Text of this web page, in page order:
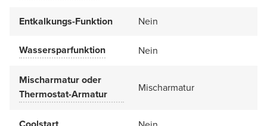
Entkalkungs-Funktion Nein
Wassersparfunktion Nein
Mischarmatur oder
Thermostat-Armatur
Mischarmatur